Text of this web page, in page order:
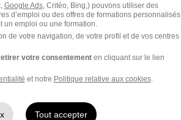
70 000 € / an
Google Ads, Critéo, Bing,) pouvons utiliser des
d’emploi ou des offres de formations personnalisés
un emploi ou une formation.
de votre navigation, de votre profil et de vos centres
votre consentementen cliquant sur le lien
et notre Politique relative aux cookies.
Tout accepter